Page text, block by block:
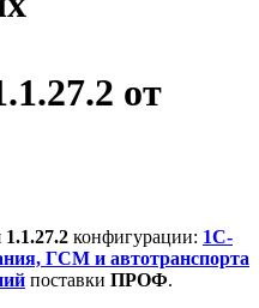
от
1.1.27.2 конфигурации: 1С-
ГСМ и автотранспорта
поставки ПРОФ.